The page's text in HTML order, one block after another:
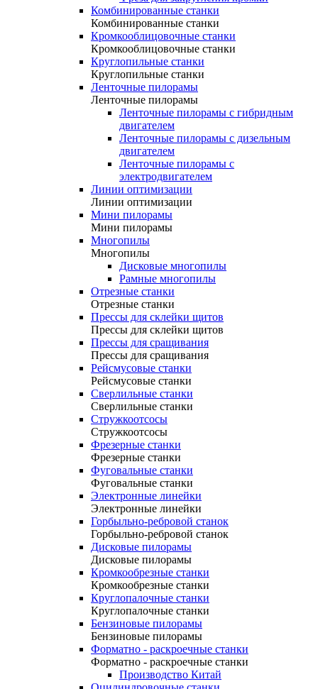
Комбинированные станки
Комбинированные станки
Кромкооблицовочные станки
Кромкооблицовочные станки
Круглопильные станки
Круглопильные станки
Ленточные пилорамы
Ленточные пилорамы
Ленточные пилорамы с гибридным
двигателем
Ленточные пилорамы с дизельным
двигателем
Ленточные пилорамы с
электродвигателем
Линии оптимизации
Линии оптимизации
Мини пилорамы
Мини пилорамы
Многопилы
Многопилы
Дисковые многопилы
Рамные многопилы
Отрезные станки
Отрезные станки
Прессы для склейки щитов
Прессы для склейки щитов
Прессы для сращивания
Прессы для сращивания
Рейсмусовые станки
Рейсмусовые станки
Сверлильные станки
Сверлильные станки
Стружкоотсосы
Стружкоотсосы
Фрезерные станки
Фрезерные станки
Фуговальные станки
Фуговальные станки
Электронные линейки
Электронные линейки
Горбыльно-ребровой станок
Горбыльно-ребровой станок
Дисковые пилорамы
Дисковые пилорамы
Кромкообрезные станки
Кромкообрезные станки
Круглопалочные станки
Круглопалочные станки
Бензиновые пилорамы
Бензиновые пилорамы
Форматно - раскроечные станки
Форматно - раскроечные станки
Производство Китай